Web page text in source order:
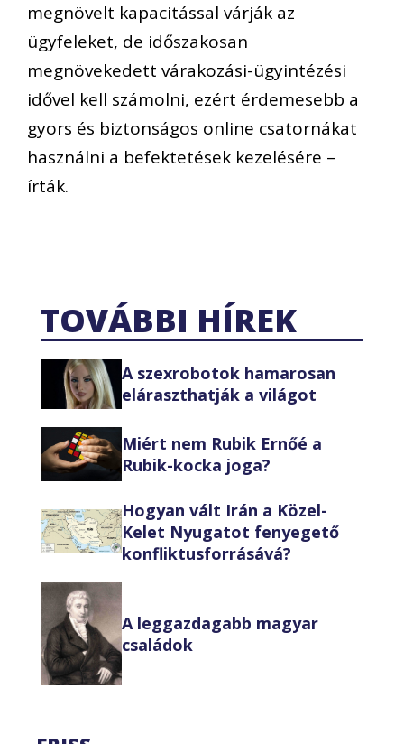
megnövelt kapacitással várják az
ügyfeleket, de időszakosan
megnövekedett várakozási-ügyintézési
idővel kell számolni, ezért érdemesebb a
gyors és biztonságos online csatornákat
használni a befektetések kezelésére –
írták.
TOVÁBBI HÍREK
A szexrobotok hamarosan
eláraszthatják a világot
Miért nem Rubik Ernőé a
Rubik-kocka joga?
Hogyan vált Irán a Közel-
Kelet Nyugatot fenyegető
konfliktusforrásává?
A leggazdagabb magyar
családok